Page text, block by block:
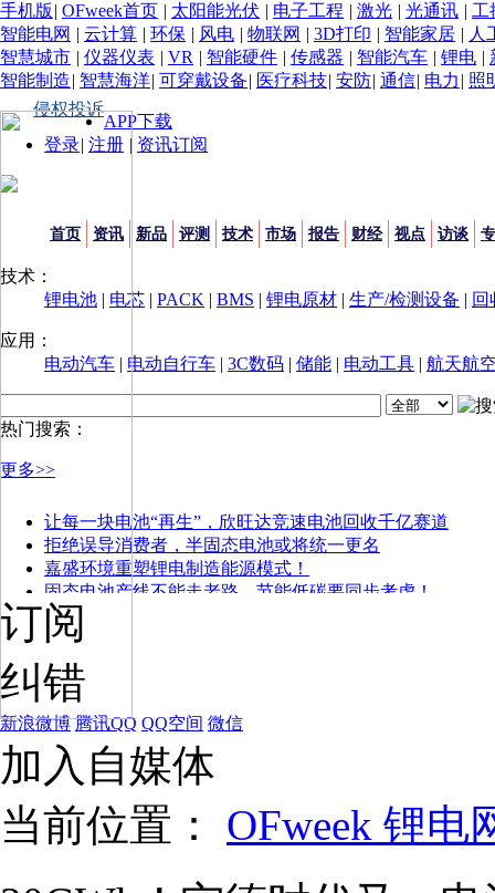
手机版 | OFweek首页 | 太阳能光伏 | 电子工程 | 激光 | 光通讯 | 工
智能电网 | 云计算 | 环保 | 风电 | 物联网 | 3D打印 | 智能家居 | 人
智慧城市 | 仪器仪表 | VR | 智能硬件 | 传感器 | 智能汽车 | 锂电 |
智能制造| 智慧海洋| 可穿戴设备| 医疗科技| 安防| 通信| 电力 | 照
侵权投诉
APP下载
登录| 注册 | 资讯订阅
首页 资讯 新品 评测 技术 市场 报告 财经 视点 访谈
技术：
锂电池 | 电芯 | PACK | BMS | 锂电原材 | 生产/检测设备 | 回
应用：
电动汽车 | 电动自行车 | 3C数码 | 储能 | 电动工具 | 航天航
热门搜索：
更多>>
让每一块电池“再生”，欣旺达竞速电池回收千亿赛道
拒绝误导消费者，半固态电池或将统一更名
嘉盛环境重塑锂电制造能源模式！
固态电池产线不能走老路，节能低碳要同步考虑！
订阅
纠错
新浪微博 腾讯QQ QQ空间 微信
加入自媒体
当前位置： OFweek 锂电